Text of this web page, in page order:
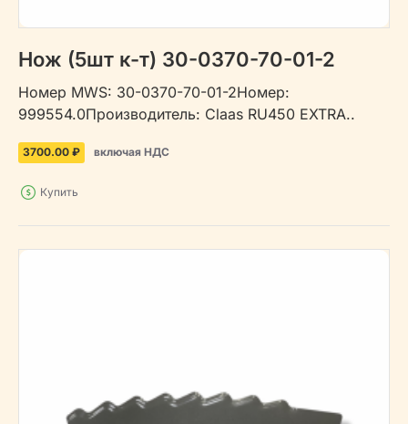
Нож (5шт к-т) 30-0370-70-01-2
Номер MWS: 30-0370-70-01-2Номер:
999554.0Производитель: Claas RU450 EXTRA..
3700.00 ₽ включая НДС
Купить